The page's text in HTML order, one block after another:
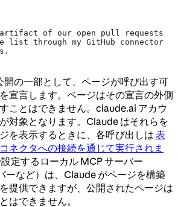
artifact of our open pull requests
through my GitHub connector
の一部として、ページが呼び出す可
宣言します。ページはその宣言の外側
ことはできません。claude.ai アカウ
対象となります。Claude はそれらを
を表示するときに、各呼び出しは 表
ネクタへの接続を通じて実行されま
定するローカル MCP サーバー
ーなど）は、Claude がページを構築
提供できますが、公開されたページは
はできません。